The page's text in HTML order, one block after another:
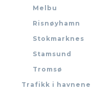
Melbu
Risnøyhamn
Stokmarknes
Stamsund
Tromsø
Trafikk i havnene